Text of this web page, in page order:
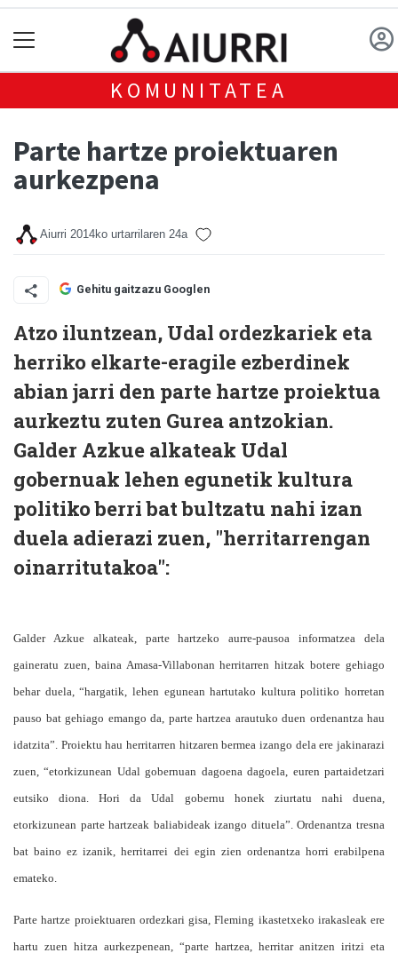
KOMUNITATEA
Parte hartze proiektuaren
aurkezpena
Aiurri 2014ko urtarrilaren 24a
Gehitu gaitzazu Googlen
Atzo iluntzean, Udal ordezkariek eta
herriko elkarte-eragile ezberdinek
abian jarri den parte hartze proiektua
aurkeztu zuten Gurea antzokian.
Galder Azkue alkateak Udal
gobernuak lehen egunetik kultura
politiko berri bat bultzatu nahi izan
duela adierazi zuen, "herritarrengan
oinarritutakoa":
Galder Azkue alkateak, parte hartzeko aurre-pausoa informatzea dela
gaineratu zuen, baina Amasa-Villabonan herritarren hitzak botere gehiago
behar duela, “hargatik, lehen egunean hartutako kultura politiko horretan
pauso bat gehiago emango da, parte hartzea arautuko duen ordenantza hau
idatzita”. Proiektu hau herritarren hitzaren bermea izango dela ere jakinarazi
zuen, “etorkizunean Udal gobernuan dagoena dagoela, euren partaidetzari
eutsiko diona. Hori da Udal gobernu honek ziurtatu nahi duena,
etorkizunean parte hartzeak baliabideak izango dituela”. Ordenantza tresna
bat baino ez izanik, herritarrei dei egin zien ordenantza horri erabilpena
emateko.
Parte hartze proiektuaren ordezkari gisa, Fleming ikastetxeko irakasleak ere
hartu zuen hitza aurkezpenean, “parte hartzea, herritar anitzen iritzi eta